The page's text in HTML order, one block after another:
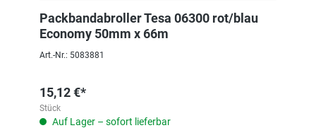
Packbandabroller Tesa 06300 rot/blau
Economy 50mm x 66m
Art.-Nr.: 5083881
15,12 €*
Stück
Auf Lager – sofort lieferbar